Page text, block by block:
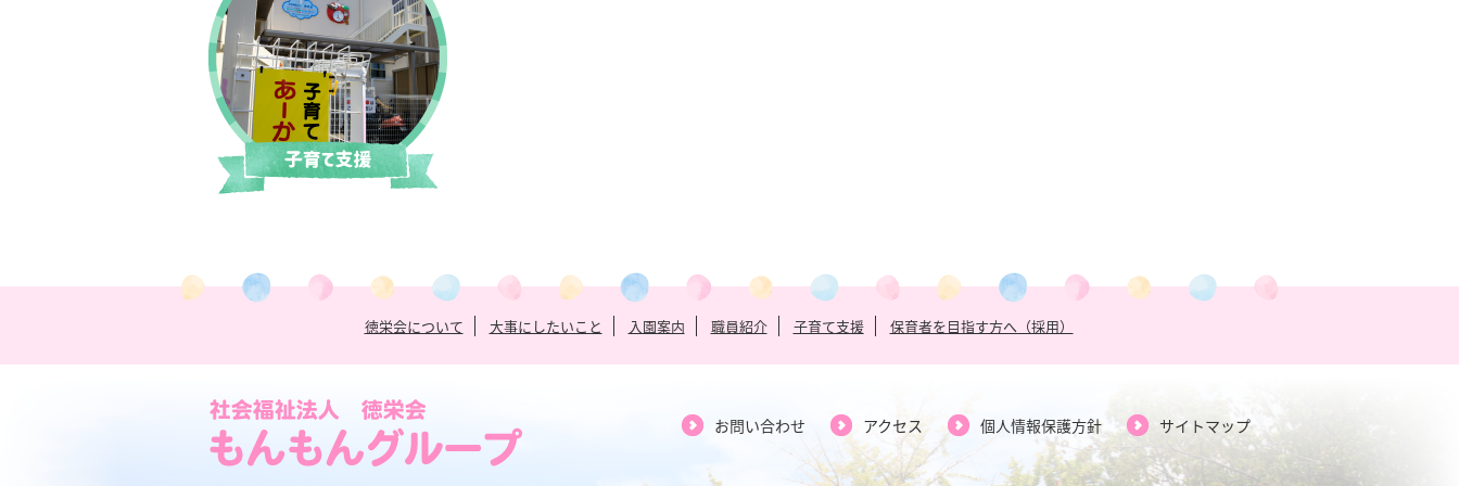
徳栄会について 大事にしたいこと 入園案内 職員紹介 子育て支援 保育者を目指す方へ（採用）
お問い合わせ アクセス 個人情報保護方針 サイトマップ